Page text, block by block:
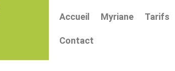
Accueil Myriane Tarifs
Contact